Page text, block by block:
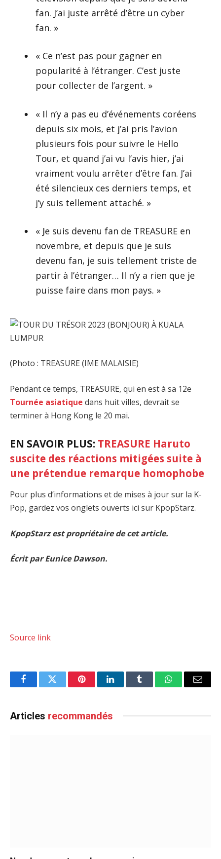
fan. J’ai juste arrêté d’être un cyber
fan. »
« Ce n’est pas pour gagner en
popularité à l’étranger. C’est juste
pour collecter de l’argent. »
« Il n’y a pas eu d’événements coréens
depuis six mois, et j’ai pris l’avion
plusieurs fois pour suivre le Hello
Tour, et quand j’ai vu l’avis hier, j’ai
vraiment voulu arrêter d’être fan. J’ai
été silencieux ces derniers temps, et
j’y suis tellement attaché. »
« Je suis devenu fan de TREASURE en
novembre, et depuis que je suis
devenu fan, je suis tellement triste de
partir à l’étranger… Il n’y a rien que je
puisse faire dans mon pays. »
(Photo : TREASURE (IME MALAISIE)
Pendant ce temps, TREASURE, qui en est à sa 12e
Tournée asiatique dans huit villes, devrait se
terminer à Hong Kong le 20 mai.
EN SAVOIR PLUS: TREASURE Haruto
suscite des réactions mitigées suite à
une prétendue remarque homophobe
Pour plus d’informations et de mises à jour sur la K-
Pop, gardez vos onglets ouverts ici sur KpopStarz.
KpopStarz est propriétaire de cet article.
Écrit par Eunice Dawson.
Source link
FacebookTwitter PinterestLinkedInTumblr WhatsAppEmail
Articles recommandés